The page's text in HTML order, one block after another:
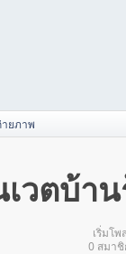
ายภาพ
เวตบ้า
เริ่มโ
0 สมา